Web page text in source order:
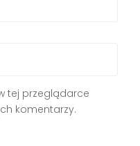
tej przeglądarce
komentarzy.